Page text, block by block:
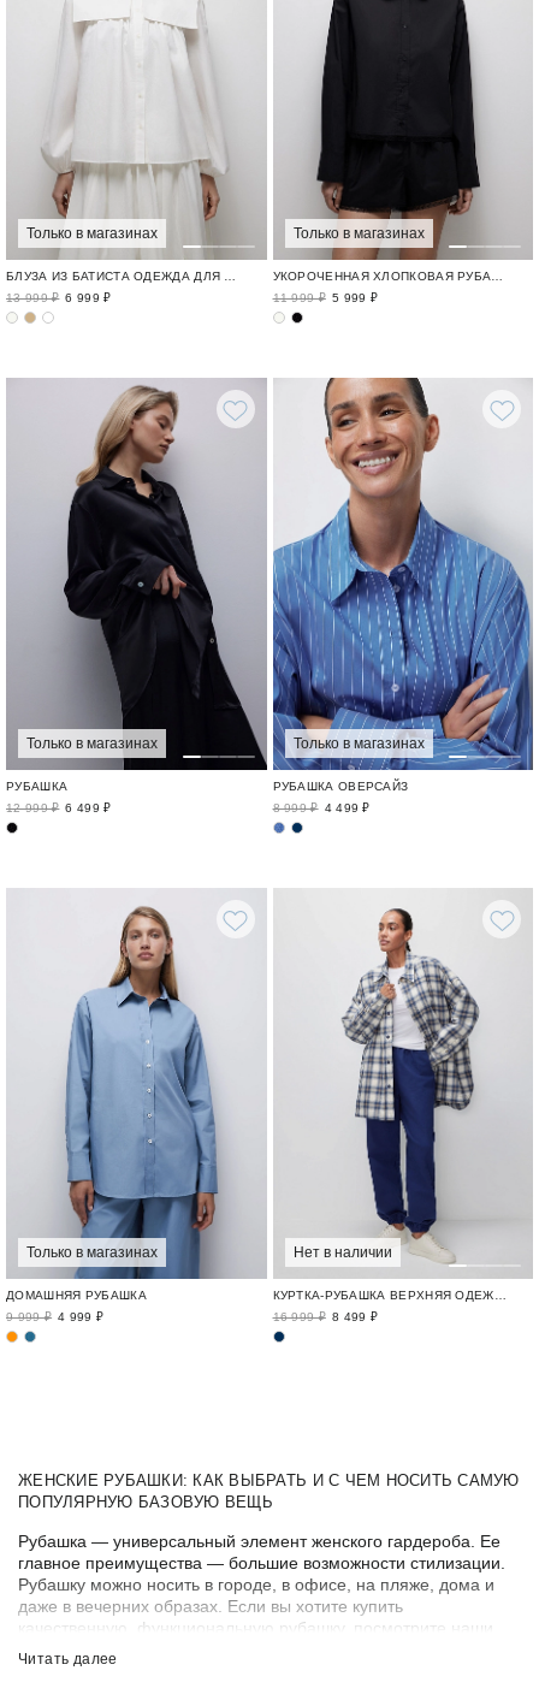
Только в магазинах
БЛУЗА ИЗ БАТИСТА ОДЕЖДА ДЛЯ ОТДЫХА / CRUISE
13 999 ₽ 6 999 ₽
Только в магазинах
УКОРОЧЕННАЯ ХЛОПКОВАЯ РУБАШКА С КРУЖЕВОМ
11 999 ₽ 5 999 ₽
Только в магазинах
РУБАШКА
12 999 ₽ 6 499 ₽
Только в магазинах
РУБАШКА ОВЕРСАЙЗ
8 999 ₽ 4 499 ₽
Только в магазинах
ДОМАШНЯЯ РУБАШКА
9 999 ₽ 4 999 ₽
Нет в наличии
КУРТКА-РУБАШКА ВЕРХНЯЯ ОДЕЖДА И БАЗОВЫЙ ГАРДЕРОБ / AMBER SEASON
16 999 ₽ 8 499 ₽
ЖЕНСКИЕ РУБАШКИ: КАК ВЫБРАТЬ И С ЧЕМ НОСИТЬ САМУЮ
ПОПУЛЯРНУЮ БАЗОВУЮ ВЕЩЬ
Рубашка — универсальный элемент женского гардероба. Ее
главное преимущества — большие возможности стилизации.
Рубашку можно носить в городе, в офисе, на пляже, дома и
даже в вечерних образах. Если вы хотите купить
качественную, функциональную рубашку, посмотрите наши
рекомендации по выбору.